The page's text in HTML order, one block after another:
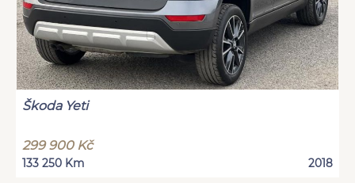
Škoda Yeti
299 900 Kč
133 250 Km 2018